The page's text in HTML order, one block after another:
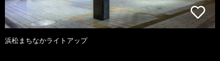
浜松まちなかライトアップ